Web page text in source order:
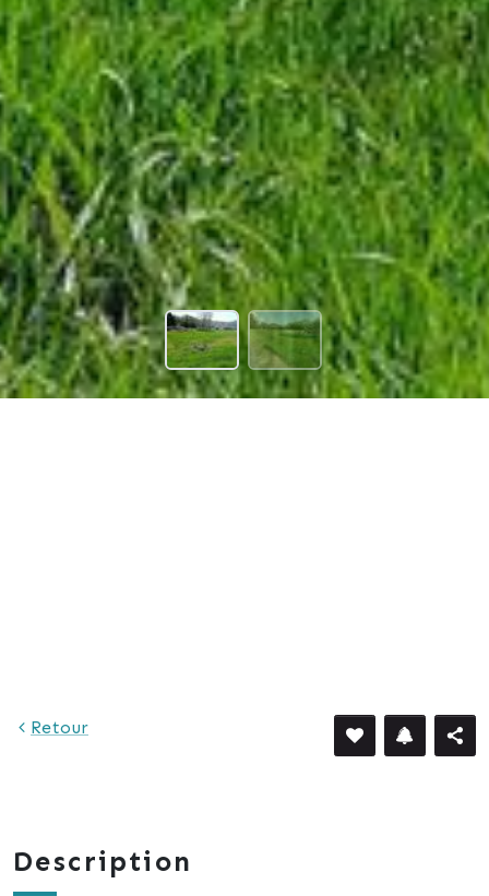
Retour
Description